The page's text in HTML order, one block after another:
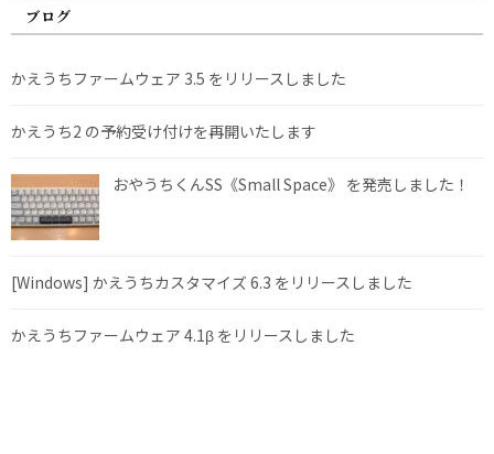
ブログ
かえうちファームウェア 3.5 をリリースしました
かえうち2 の予約受け付けを再開いたします
おやうちくんSS《Small Space》 を発売しました！
[Windows] かえうちカスタマイズ 6.3 をリリースしました
かえうちファームウェア 4.1β をリリースしました